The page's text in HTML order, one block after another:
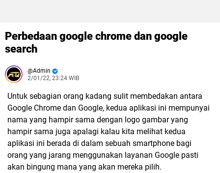
Perbedaan google chrome dan google
search
Admin
2/01/22, 23:24 WIB
Untuk sebagian orang kadang sulit membedakan antara
Google Chrome dan Google, kedua aplikasi ini mempunyai
nama yang hampir sama dengan logo gambar yang
hampir sama juga apalagi kalau kita melihat kedua
aplikasi ini berada di dalam sebuah smartphone bagi
orang yang jarang menggunakan layanan Google pasti
akan bingung mana yang akan mereka pilih.